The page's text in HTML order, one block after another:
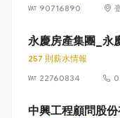
90716890
永慶房產集團_永
257 則薪水情報
22760834
中興工程顧問股份